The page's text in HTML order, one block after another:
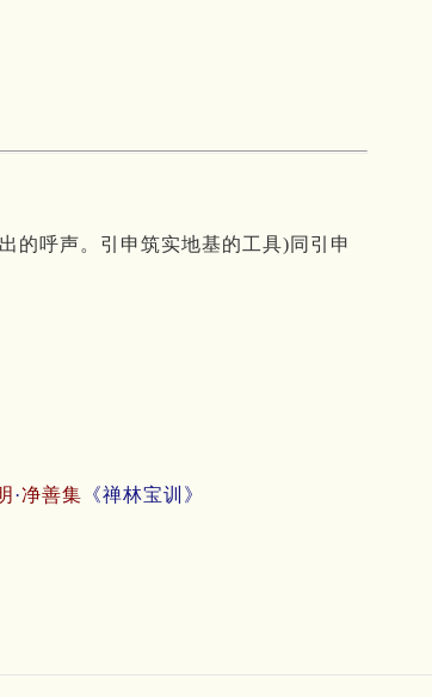
的呼声。引申筑实地基的工具)同引申
·净善集 《禅林宝训》